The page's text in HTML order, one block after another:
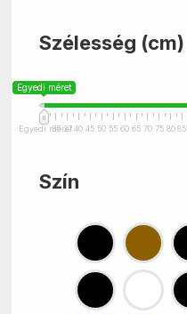
Szélesség (cm)
Egyedi méret
Egyedi méret
35 37 40 45 50 55 60 65 70 75 80 85
Szín